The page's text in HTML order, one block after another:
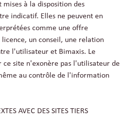
mises à la disposition des
indicatif. Elles ne peuvent en
comme une offre
un conseil, une relation
l'utilisateur et Bimaxis. Le
ce site n'exonère pas l'utilisateur de
au contrôle de l'information
AVEC DES SITES TIERS